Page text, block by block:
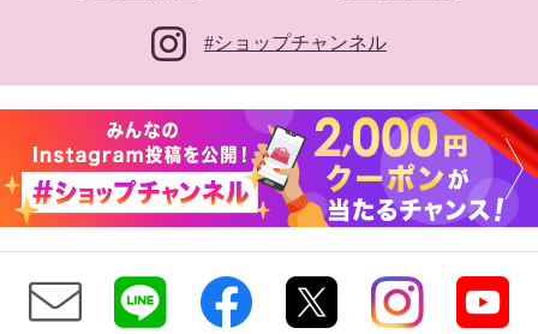
#ショップチャンネル